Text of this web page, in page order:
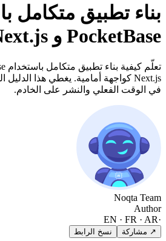
بناء تطبيق متكامل
PocketBase و Next.js في 2026
في الوقت الفعلي والنشر على الخادم.
Noqta Team
Author
EN · FR · AR
↗ مشاركة نسخ الرابط